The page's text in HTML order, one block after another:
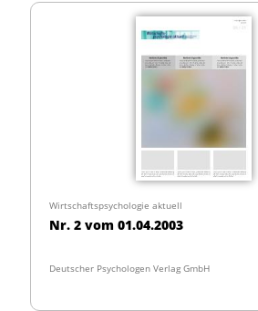
Wirtschaftspsychologie aktuell
Nr. 2 vom 01.04.2003
Deutscher Psychologen Verlag GmbH